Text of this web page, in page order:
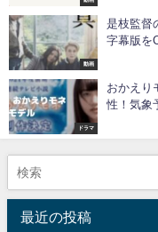
動画
是枝監督
字幕版を
ドラマ
おかえり
性！気象
最近の投稿